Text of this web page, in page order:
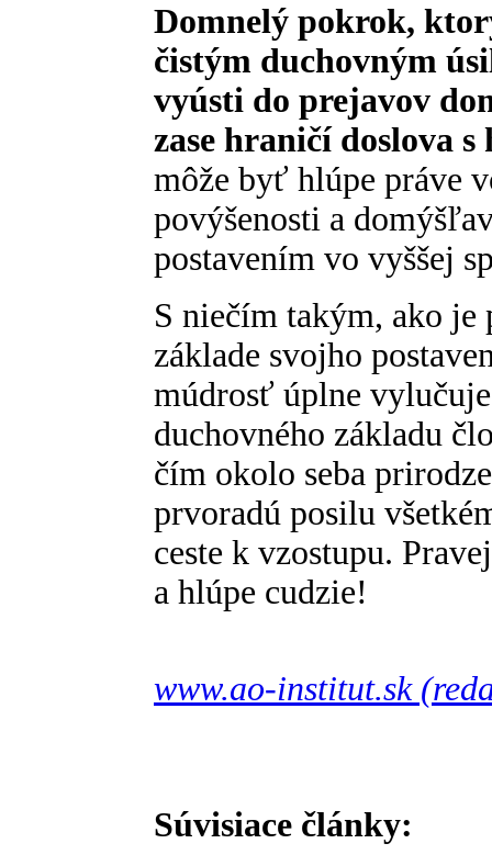
Domnelý pokrok,
čistým duchovným
vyústi do prejavov
zase hraničí doslova
môže byť hlúpe práve
povýšenosti a
postavením vo vyššej
S niečím takým, ako
základe svojho
múdrosť úplne
duchovného základu
čím okolo seba
prvoradú posilu
ceste k vzostupu.
a hlúpe cudzie!
www.ao-institut.sk
Súvisiace články: